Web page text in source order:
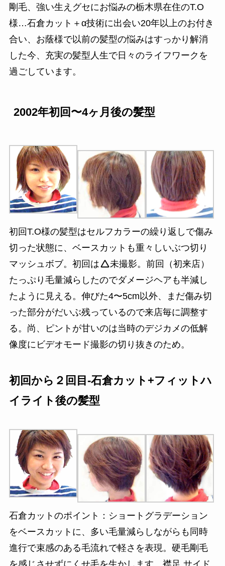
剛毛、強い生えグセにお悩みの栃木県在住のT.O
様…石倉カット＋α技術に出会い20年以上のお付き
合い、お蔭様で以前の髪型の悩みはすっかり解消
した今、充実の髪型人生で日々のライフワークを
過ごしています。
2002年初回〜4ヶ月後の髪型
初回T.O様の髪型はセルフカラーの繰り返しで傷み
切った状態に、ベースカットも重々しいぶつ切り
マッシュボブ。初回は
未撮影。前回（初来店）
たっぷり毛量減らしたのでダメージヘアも半減し
たように見える。伸びた4〜5cm以外、まだ傷み切
った部分がだいぶ残っているので来店毎に調整す
る。尚、ピントが甘いのは当時のデジカメの低解
像度にビデオモード撮影の切り抜きのため。
初回から２回目-石倉カット+フィットハ
イライト後の髪型
石倉カットのポイント：ショートグラデーション
をベースカットに、多い毛量減らしながらも同時
進行で束感のある毛流れで軽さを表現。硬毛剛毛
を感じさせずにくせ毛を生かします。襟足,サイド,